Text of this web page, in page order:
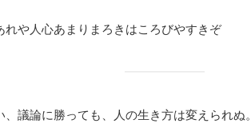
れや人心あまりまろきはころびやすきぞ
議論に勝っても、人の生き方は変えられぬ。